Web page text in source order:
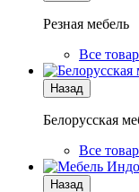
Резная мебель
Все
Назад
Белорусская
Все
Назад